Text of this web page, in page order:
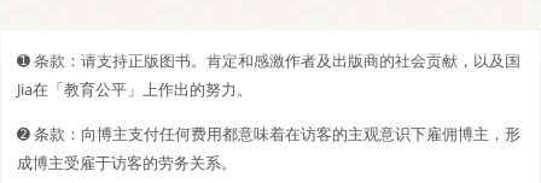
➊️ 条款：请支持正版图书。肯定和感激作者及出版商的社会贡献，以及国
Jia在「教育公平」上作出的努力。
➋️️ 条款：向博主支付任何费用都意味着在访客的主观意识下雇佣博主，形
成博主受雇于访客的劳务关系。